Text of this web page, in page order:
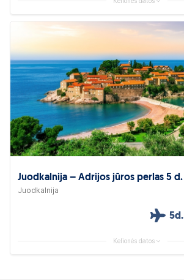
Juodkalnija – Adrijos jūros perlas 5 d.
Juodkalnija
5d.
Kelionės datos